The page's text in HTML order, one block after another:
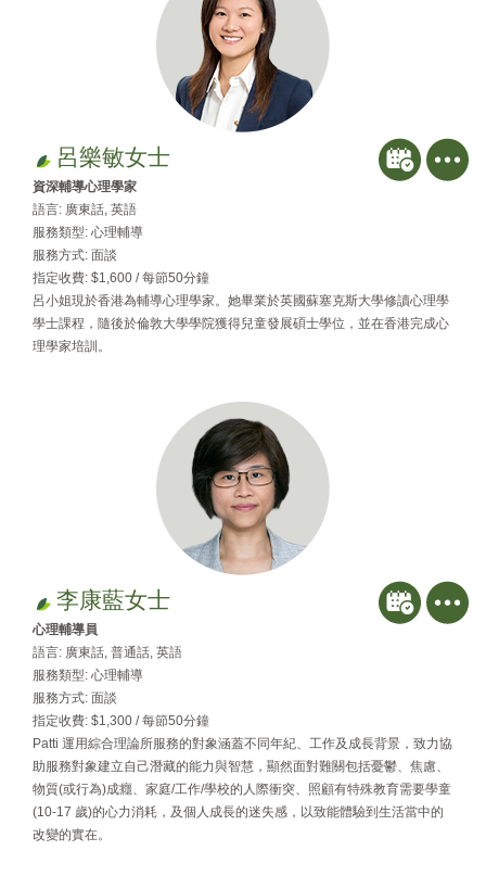
呂樂敏女士
資深輔導心理學家
語言: 廣東話, 英語
服務類型: 心理輔導
服務方式: 面談
指定收費: $1,600 / 每節50分鐘
呂小姐現於香港為輔導心理學家。她畢業於英國蘇塞克斯大學修讀心理學
學士課程，隨後於倫敦大學學院獲得兒童發展碩士學位，並在香港完成心
理學家培訓。
李康藍女士
心理輔導員
語言: 廣東話, 普通話, 英語
服務類型: 心理輔導
服務方式: 面談
指定收費: $1,300 / 每節50分鐘
Patti 運用綜合理論所服務的對象涵蓋不同年紀、工作及成⾧背景，致力協
助服務對象建立自己潛藏的能力與智慧，顯然面對難關包括憂鬱、焦慮、
物質(或行為)成癮、家庭/工作/學校的人際衝突、照顧有特殊教育需要學童
(10-17 歲)的心力消耗，及個人成⾧的迷失感，以致能體驗到生活當中的
改變的實在。